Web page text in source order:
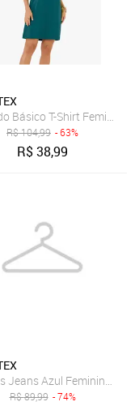
Rovitex Marrom
Básico T-Shirt Feminino
R$104,99 - 63%
R$38,99
Rovitex Marrom
Jeans Azul Feminino
R$89,99 - 74%